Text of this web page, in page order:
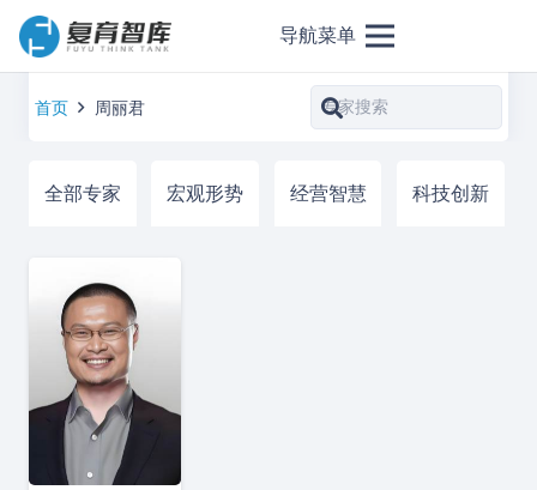
导航菜单
首页 周丽君
全部专家 宏观形势 经营智慧 科技创新